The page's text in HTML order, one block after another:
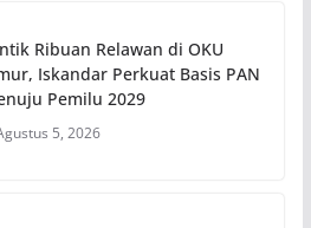
Ribuan Relawan di OKU
Iskandar Perkuat Basis PAN
Pemilu 2029
5, 2026